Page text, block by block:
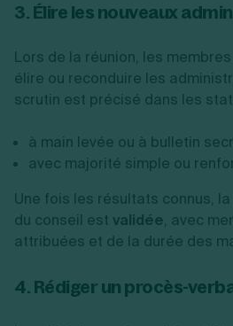
3. Élire les nouveaux
Lors de la réunion, les
élire ou reconduire les
scrutin est précisé dans les
à main levée ou à bulletin
avec majorité simple ou
Une fois les résultats connus,
du conseil est validée, avec
attribuées et de la durée des
4. Rédiger un procès-